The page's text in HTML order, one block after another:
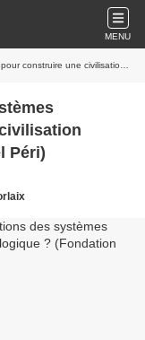
MENU
écologique ? (Fondation Gabriel Péri)
Péri)